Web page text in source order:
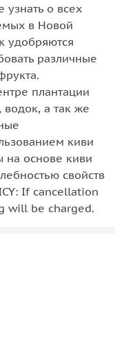
узнать о всех
в Новой
удобряются
различные
плантации
а так же
киви
на основе киви
свойств
If cancellation
will be charged.